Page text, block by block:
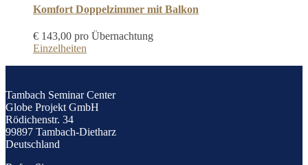
Komfort Doppelzimmer mit Balkon
€ 143,00 pro Übernachtung
Einzelheiten
Tambach Seminar Center
Globe Projekt GmbH
Rödichenstr. 34
99897 Tambach-Dietharz
Deutschland